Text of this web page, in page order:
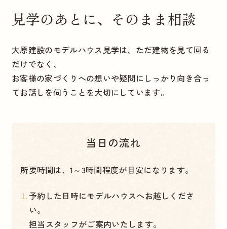
見学のあとに、そのまま相談
大原建設のモデルハウス見学は、ただ建物を見て回る
だけでなく、
お客様の家づくりへの想いや疑問にしっかり向き合っ
てお話しを伺うことを大切にしています。
当日の流れ
所要時間は、1～3時間程度が目安になります。
予約した日時にモデルハウスへお越しくださ
い。
担当スタッフがご案内いたします。